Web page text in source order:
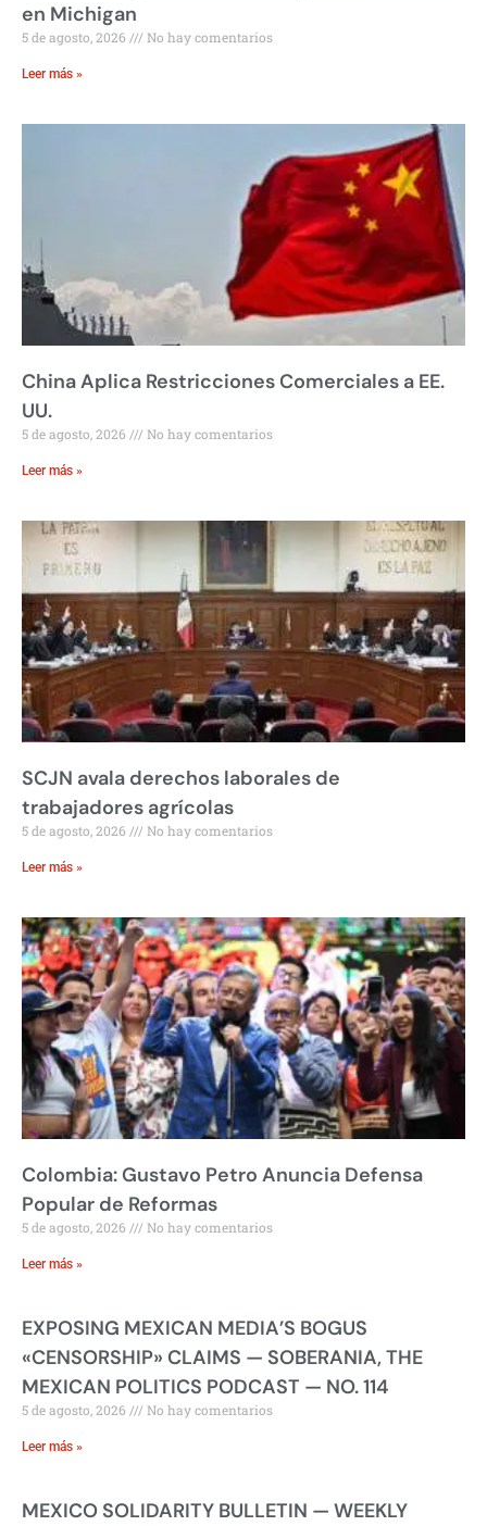
en Michigan
5 de agosto, 2026 No hay comentarios
Leer más »
China Aplica Restricciones Comerciales a EE.
UU.
5 de agosto, 2026 No hay comentarios
Leer más »
SCJN avala derechos laborales de
trabajadores agrícolas
5 de agosto, 2026 No hay comentarios
Leer más »
Colombia: Gustavo Petro Anuncia Defensa
Popular de Reformas
5 de agosto, 2026 No hay comentarios
Leer más »
EXPOSING MEXICAN MEDIA’S BOGUS
«CENSORSHIP» CLAIMS — SOBERANIA, THE
MEXICAN POLITICS PODCAST — NO. 114
5 de agosto, 2026 No hay comentarios
Leer más »
MEXICO SOLIDARITY BULLETIN — WEEKLY